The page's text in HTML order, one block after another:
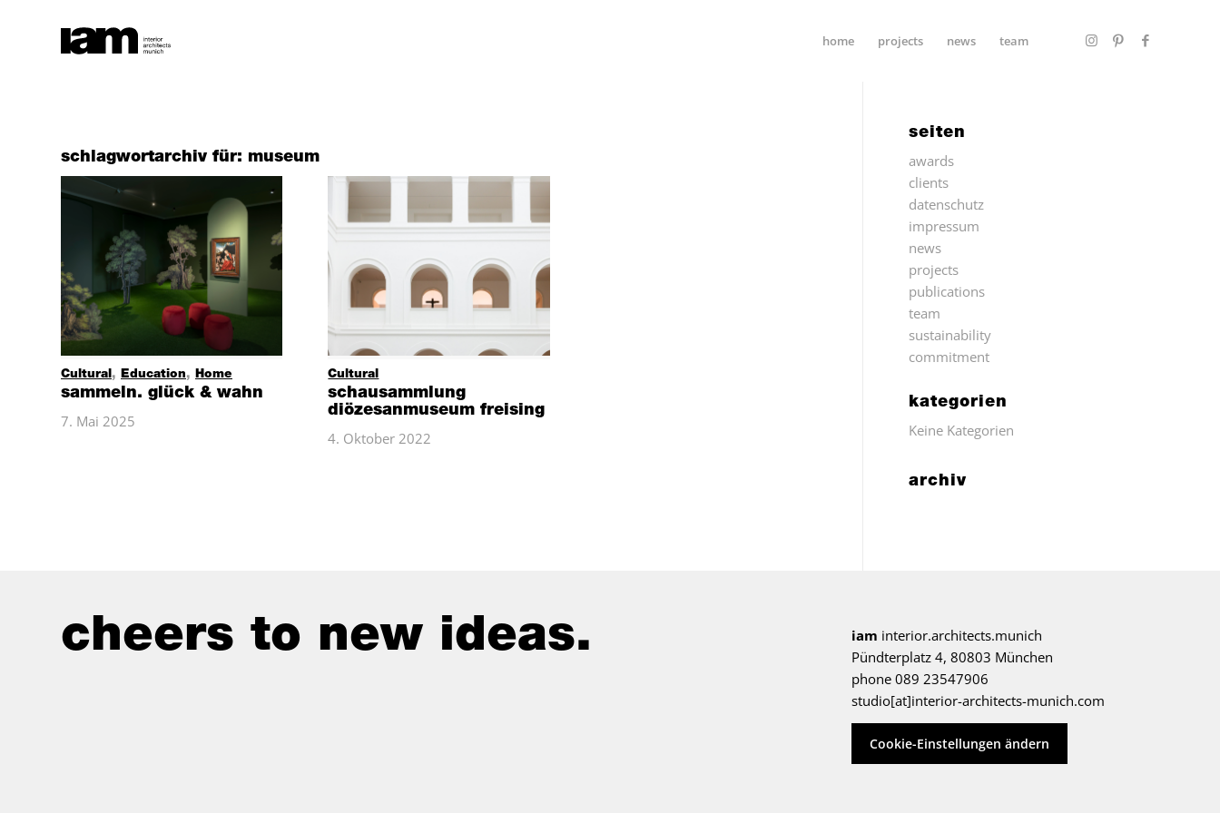
home projects news team
schlagwortarchiv für: museum
Cultural , Education, Home
sammeln. glück & wahn
7. Mai 2025
Cultural
schausammlung
diözesanmuseum freising
4. Oktober 2022
seiten
awards
clients
datenschutz
impressum
news
projects
publications
team
sustainability
commitment
kategorien
Keine Kategorien
archiv
cheers to new ideas. iam interior.architects.munich
Pündterplatz 4, 80803 München
phone 089 23547906
studio[at]interior-architects-munich.com
Cookie-Einstellungen ändern